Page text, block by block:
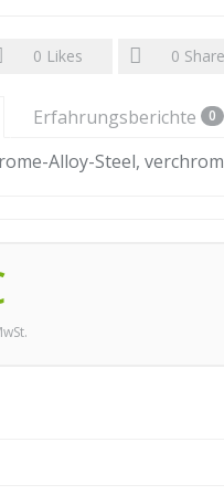
0 Likes 0
Erfahrungsberichte 0
Alloy-Steel,